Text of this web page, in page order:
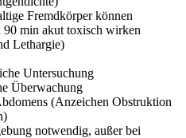
Fremdkörper können
90 min akut toxisch wirken
Lethargie)
Untersuchung
Überwachung
(Anzeichen Obstruktion
notwendig, außer bei